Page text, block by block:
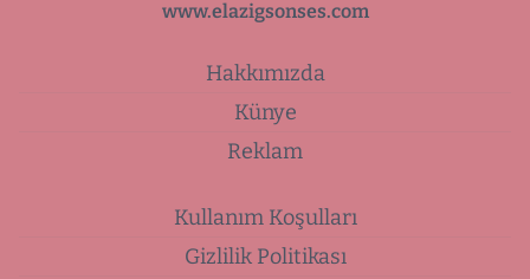
www.elazigsonses.com
Hakkımızda
Künye
Reklam
Kullanım Koşulları
Gizlilik Politikası